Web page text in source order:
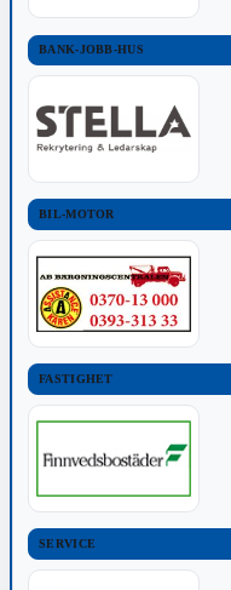
BANK-JOBB-HUS
BIL-MOTOR
FASTIGHET
SERVICE